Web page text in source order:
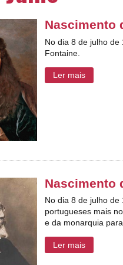
Nascimento
No dia 8 de julho
Fontaine.
Ler mais
Nascimento
No dia 8 de julho de
portugueses mais
e da monarquia
Ler mais